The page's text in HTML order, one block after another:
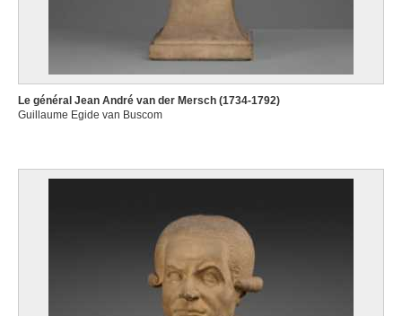
Le général Jean André van der Mersch (1734-1792)
Guillaume Egide van Buscom